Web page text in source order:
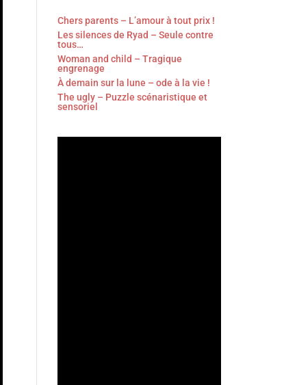
Chers parents – L’amour à tout prix !
Les silences de Ryad – Seule contre
tous…
Woman and child – Tragique
engrenage
À demain sur la lune – ode à la vie !
The ugly – Puzzle scénaristique et
sensoriel